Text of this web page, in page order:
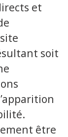
et
soit
être